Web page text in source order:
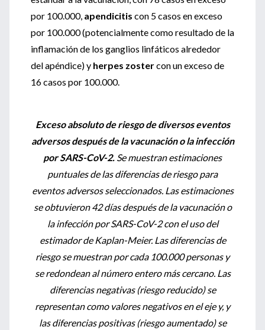
por 100.000, apendicitis con 5 casos en exceso
por 100.000 (potencialmente como resultado de la
inflamación de los ganglios linfáticos alrededor
del apéndice) y herpes zostercon un exceso de
16 casos por 100.000.
Exceso absoluto de riesgo de diversos eventos
adversos después de la vacunación o la infección
por SARS-CoV-2. Se muestran estimaciones
puntuales de las diferencias de riesgo para
eventos adversos seleccionados. Las estimaciones
se obtuvieron 42 días después de la vacunación o
la infección por SARS-CoV-2 con el uso del
estimador de Kaplan-Meier. Las diferencias de
riesgo se muestran por cada 100.000 personas y
se redondean al número entero más cercano. Las
diferencias negativas (riesgo reducido) se
representan como valores negativos en el eje y, y
las diferencias positivas (riesgo aumentado) se